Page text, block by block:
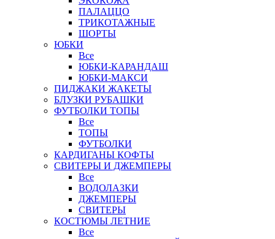
ПАЛАЦЦО
ТРИКОТАЖНЫЕ
ШОРТЫ
ЮБКИ
Все
ЮБКИ-КАРАНДАШ
ЮБКИ-МАКСИ
ПИДЖАКИ ЖАКЕТЫ
БЛУЗКИ РУБАШКИ
ФУТБОЛКИ ТОПЫ
Все
ТОПЫ
ФУТБОЛКИ
КАРДИГАНЫ КОФТЫ
СВИТЕРЫ И ДЖЕМПЕРЫ
Все
ВОДОЛАЗКИ
ДЖЕМПЕРЫ
СВИТЕРЫ
КОСТЮМЫ ЛЕТНИЕ
Все